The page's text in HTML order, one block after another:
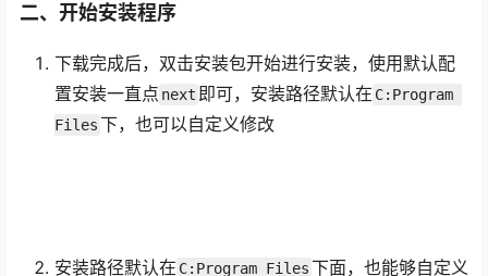
二、开始安装程序
下载完成后，双击安装包开始进行安装，使用默认配
置安装一直点 next 即可，安装路径默认在 C:Program
Files下，也可以自定义修改
安装路径默认在 C:Program Files下面，也能够自定义